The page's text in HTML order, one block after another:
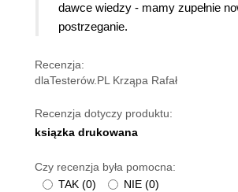
dawce wiedzy - mamy zupełnie
postrzeganie.
Recenzja:
dlaTesterów.PL Krząpa Rafał
Recenzja dotyczy produktu:
ksiązka drukowana
Czy recenzja była pomocna:
TAK (0) NIE (0)